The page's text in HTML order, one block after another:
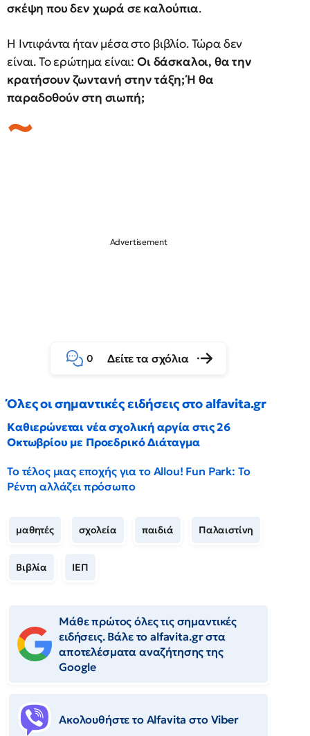
σκέψη που δεν χωρά σε καλούπια.
Η Ιντιφάντα ήταν μέσα στο βιβλίο. Τώρα δεν
είναι. Το ερώτημα είναι: Οι δάσκαλοι, θα την
κρατήσουν ζωντανή στην τάξη; Ή θα
παραδοθούν στη σιωπή;
0 Δείτε τα σχόλια
Όλες οι σημαντικές ειδήσεις στο alfavita.gr
Καθιερώνεται νέα σχολική αργία στις 26
Οκτωβρίου με Προεδρικό Διάταγμα
Το τέλος μιας εποχής για το Allou! Fun Park: Το
Ρέντη αλλάζει πρόσωπο
μαθητές σχολεία παιδιά Παλαιστίνη
Βιβλία ΙΕΠ
Μάθε πρώτος όλες τις σημαντικές
ειδήσεις. Βάλε το alfavita.gr στα
αποτελέσματα αναζήτησης της
Google
Ακολουθήστε το Αlfavita στο Viber